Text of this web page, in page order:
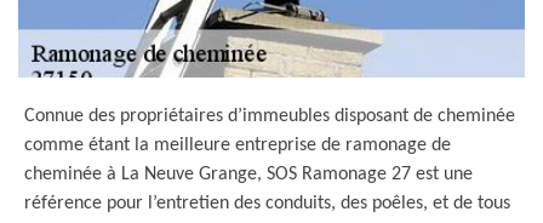
Connue des propriétaires d’immeubles disposant de cheminée
comme étant la meilleure entreprise de ramonage de
cheminée à La Neuve Grange, SOS Ramonage 27 est une
référence pour l’entretien des conduits, des poêles, et de tous